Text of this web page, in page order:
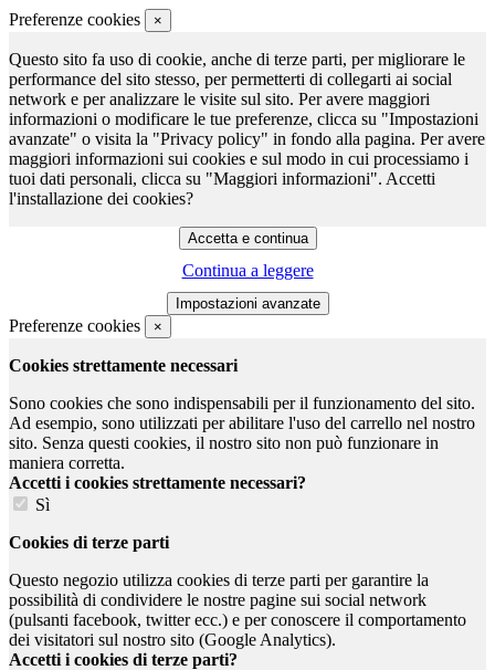
Preferenze cookies ×
Questo sito fa uso di cookie, anche di terze parti, per migliorare le
performance del sito stesso, per permetterti di collegarti ai social
network e per analizzare le visite sul sito. Per avere maggiori
informazioni o modificare le tue preferenze, clicca su "Impostazioni
avanzate" o visita la "Privacy policy" in fondo alla pagina. Per avere
maggiori informazioni sui cookies e sul modo in cui processiamo i
tuoi dati personali, clicca su "Maggiori informazioni". Accetti
l'installazione dei cookies?
Continua a leggere
Preferenze cookies ×
Cookies strettamente necessari
Sono cookies che sono indispensabili per il funzionamento del sito.
Ad esempio, sono utilizzati per abilitare l'uso del carrello nel nostro
sito. Senza questi cookies, il nostro sito non può funzionare in
maniera corretta.
Accetti i cookies strettamente necessari?
Sì
Cookies di terze parti
Questo negozio utilizza cookies di terze parti per garantire la
possibilità di condividere le nostre pagine sui social network
(pulsanti facebook, twitter ecc.) e per conoscere il comportamento
dei visitatori sul nostro sito (Google Analytics).
Accetti i cookies di terze parti?